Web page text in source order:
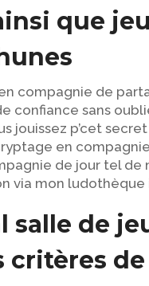
que
compagnie de
confiance sans
jouissez p’cet
en
de jour tel de
via mon
salle de
critères